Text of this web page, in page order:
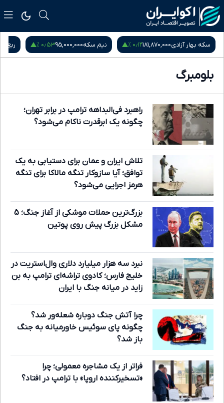
سکه بهار آزادی181,870,000۰٫۱۲ % نیم سکه95,000,000۰٫۵۳ % ربع
بلومبرگ
راهبرد فی‌البداهه ترامپ در برابر تهران؛
چگونه یک ابرقدرت ناکام می‌شود؟
تلاش ایران و عمان برای دستیابی به یک
توافق؛ آیا سازوکار تنگه مالاکا برای تنگه
هرمز اجرایی می‌شود؟
بزرگ‌ترین حملات موشکی از آغاز جنگ؛ 5
مشکل بزرگ پیش روی پوتین
نبرد سه هزار میلیارد دلاری وال‌استریت در
خلیج فارس؛ کادوی تراشه‌ای ترامپ به بن
زاید در میانه جنگ با ایران
چرا آتش جنگ دوباره شعله‌ور شد؟
چگونه پای سوئیس خاورمیانه به جنگ
باز شد؟
فراتر از یک مشاجره معمولی؛ چرا
«تسخیرکننده اروپا» با ترامپ در افتاد؟